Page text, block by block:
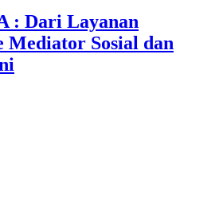
: Dari Layanan
Sosial dan